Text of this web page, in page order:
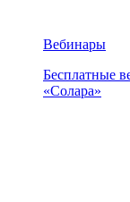
Вебинары
Бесплатные
«Солара»